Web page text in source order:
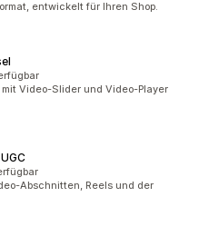
entwickelt für Ihren Shop.
Video-Slider und Video-Player
Abschnitten, Reels und der